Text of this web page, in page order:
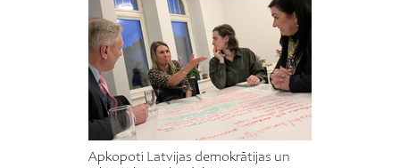
Apkopoti Latvijas demokrātijas un